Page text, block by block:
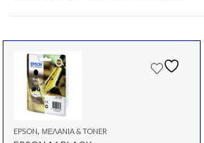
EPSON, ΜΕΛΆΝΙΑ & TONER